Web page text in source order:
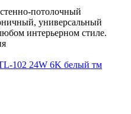
потолочный
универсальный
интерьерном стиле.